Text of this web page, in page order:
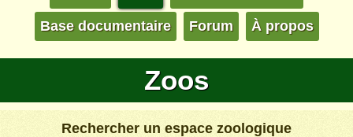
Base documentaire Forum À propos
Zoos
Rechercher un espace zoologique